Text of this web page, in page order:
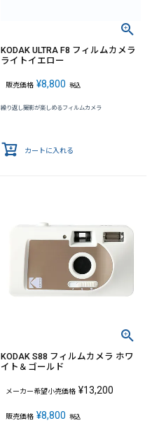
KODAK ULTRA F8 フィルムカメラ
ライトイエロー
販売価格 ¥8,800 税込
繰り返し撮影が楽しめるフィルムカメラ
カートに入れる
KODAK S88 フィルムカメラ ホワ
イト＆ゴールド
メーカー希望小売価格 ¥13,200
販売価格 ¥8,800 税込